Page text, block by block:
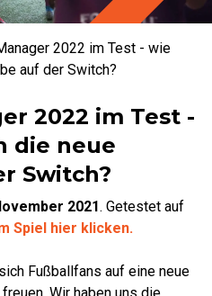
2022 im Test - wie
auf der Switch?
2022 im Test -
die neue
Switch?
2021. Getestet auf
Spiel hier klicken.
Fußballfans auf eine neue